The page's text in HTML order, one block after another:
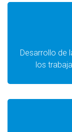
Desarrollo de
los